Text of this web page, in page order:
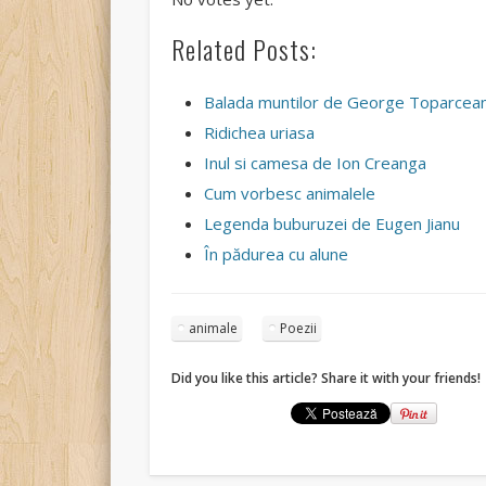
Related Posts:
Balada muntilor de George
Ridichea uriasa
Inul si camesa de Ion Creanga
Cum vorbesc animalele
Legenda buburuzei de Eugen Jianu
În pădurea cu alune
animale Poezii
Did you like this article? Share it with your friends!